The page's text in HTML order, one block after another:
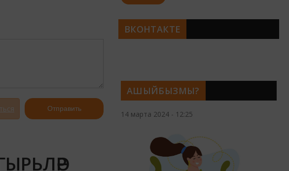
Отправить
АШЫЙБЫЗМЫ?
14 марта 2024 - 12:25
ВКОНТАКТЕ